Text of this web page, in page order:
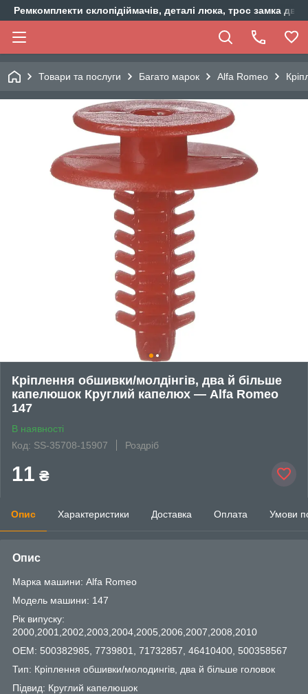
Ремкомплекти склопідіймачів, деталі люка, трос замка
Товари та послуги Багато марок Alfa Romeo
Кріплення обшивки/молдінгів, два й більше
капелюшок Круглий капелюх — Alfa Romeo
147
В наявності
Код: SS-35708-15907
Роздріб
11 ₴
Опис Характеристики Доставка Оплата Умови
Опис
Марка машини: Alfa Romeo
Модель машини: 147
Рік випуску:
2000,2001,2002,2003,2004,2005,2006,2007,2008,2010
OEM: 500382985, 7739801, 71732857, 46410400, 500358567
Тип: Кріплення обшивки/молодингів, два й більше головок
Підвид: Круглий капелюшок